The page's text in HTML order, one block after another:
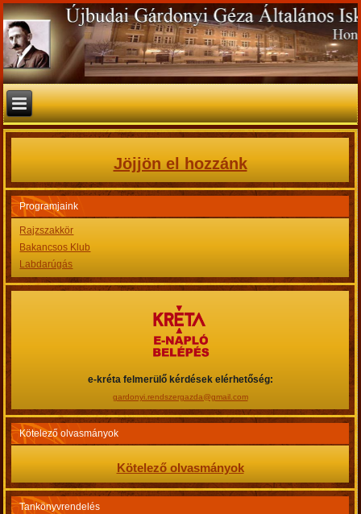
Jöjjön el hozzánk
Programjaink
Rajzszakkör
Bakancsos Klub
Labdarúgás
e-kréta felmerülő kérdések elérhetőség:
gardonyi.rendszergazda@gmail.com
Kötelező olvasmányok
Kötelező olvasmányok
Tankönyvrendelés